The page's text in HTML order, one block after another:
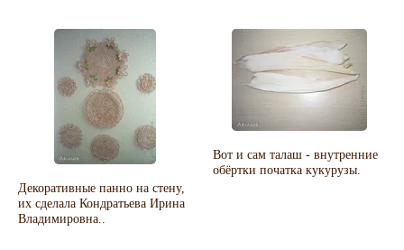
Декоративные панно на стену,
их сделала Кондратьева Ирина
Владимировна..
Вот и сам талаш - внутренние
обёртки початка кукурузы.